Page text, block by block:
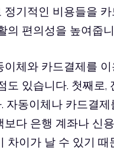
정기적인 비용들을
의 편의성을 높여줍
이체와 카드결제를
도 있습니다. 첫째로,
자동이체나 카드결제
보다 은행 계좌나 신
차이가 날 수 있기 때